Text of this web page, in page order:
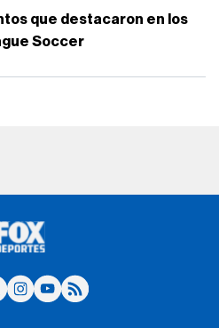
que destacaron en los
Soccer